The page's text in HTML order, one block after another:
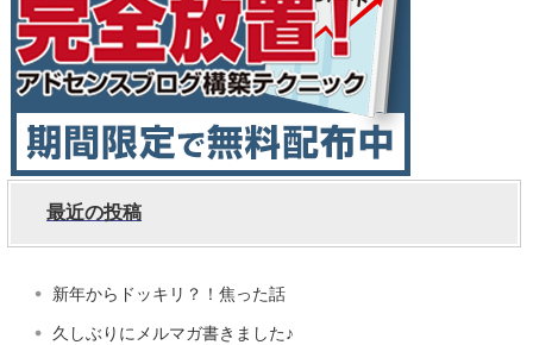
最近の投稿
新年からドッキリ？！焦った話
久しぶりにメルマガ書きました♪